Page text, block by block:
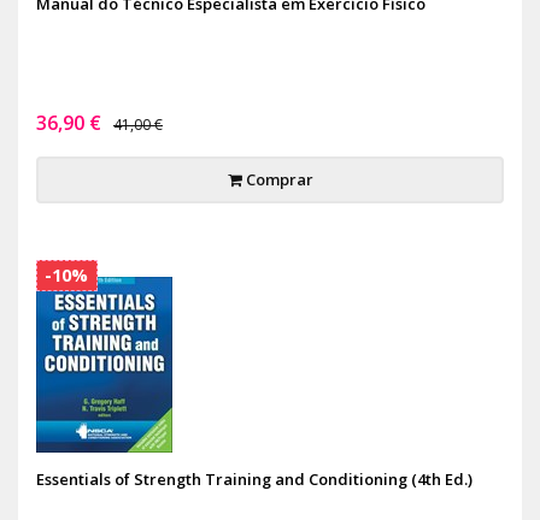
36,90 € 41,00 €
Comprar
Essentials of Strength Training and Conditioning (4th Ed.)
-10%